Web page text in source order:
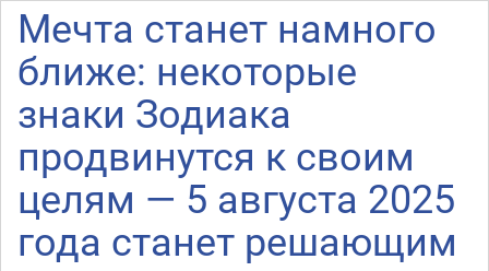
Мечта станет намного
ближе: некоторые
знаки Зодиака
продвинутся к своим
целям — 5 августа 2025
года станет решающим